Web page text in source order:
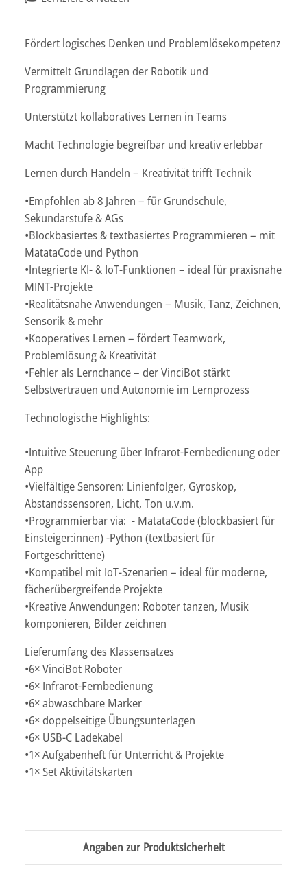
Fördert logisches Denken und Problemlösekompetenz
Vermittelt Grundlagen der Robotik und
Programmierung
Unterstützt kollaboratives Lernen in Teams
Macht Technologie begreifbar und kreativ erlebbar
Lernen durch Handeln – Kreativität trifft Technik
•Empfohlen ab 8 Jahren – für Grundschule,
Sekundarstufe & AGs
•Blockbasiertes & textbasiertes Programmieren – mit
MatataCode und Python
•Integrierte KI- & IoT-Funktionen – ideal für praxisnahe
MINT-Projekte
•Realitätsnahe Anwendungen – Musik, Tanz, Zeichnen,
Sensorik & mehr
•Kooperatives Lernen – fördert Teamwork,
Problemlösung & Kreativität
•Fehler als Lernchance – der VinciBot stärkt
Selbstvertrauen und Autonomie im Lernprozess
Technologische Highlights:
•Intuitive Steuerung über Infrarot-Fernbedienung oder
App
•Vielfältige Sensoren: Linienfolger, Gyroskop,
Abstandssensoren, Licht, Ton u.v.m.
•Programmierbar via: - MatataCode (blockbasiert für
Einsteiger:innen) -Python (textbasiert für
Fortgeschrittene)
•Kompatibel mit IoT-Szenarien – ideal für moderne,
fächerübergreifende Projekte
•Kreative Anwendungen: Roboter tanzen, Musik
komponieren, Bilder zeichnen
Lieferumfang des Klassensatzes
•6× VinciBot Roboter
•6× Infrarot-Fernbedienung
•6× abwaschbare Marker
•6× doppelseitige Übungsunterlagen
•6× USB-C Ladekabel
•1× Aufgabenheft für Unterricht & Projekte
•1× Set Aktivitätskarten
Angaben zur Produktsicherheit